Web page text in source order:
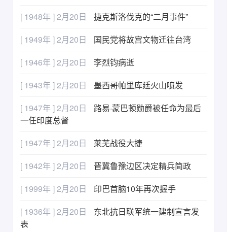
[ 1948年 ] 2月20日
捷克斯洛伐克的“二月事件”
[ 1949年 ] 2月20日
国民党将故宫文物迁往台湾
[ 1946年 ] 2月20日
李烈钧病逝
[ 1943年 ] 2月20日
墨西哥帕里库廷火山喷发
[ 1947年 ] 2月20日
路易·蒙巴顿勋爵被任命为最后
一任印度总督
[ 1947年 ] 2月20日
莱芜战役大捷
[ 1942年 ] 2月20日
晋冀鲁豫边区决定精兵简政
[ 1999年 ] 2月20日
印巴首脑10年再次握手
[ 1936年 ] 2月20日
东北抗日联军统一建制宣言发
表